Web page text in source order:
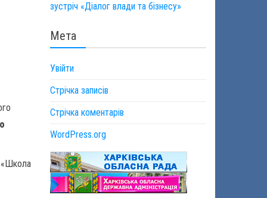
«Школа
зустріч «Діалог влади та бізнесу»
Мета
Увійти
Стрічка записів
Стрічка коментарів
WordPress.org